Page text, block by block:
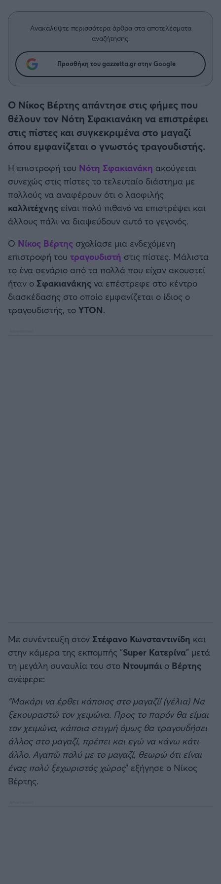
Άρης
ΟΦΗ
Ατρόμητος Αθηνών
Κηφισιά
Αστέρας Τρίπολης
Παναιτωλικός
Καλαμάτα
Ηρακλής
Μπαρτσελόνα
Ρεάλ Μαδρίτης
Μια Ιστορία από την Πόλη
Ανακαλύψτε περισσότερα άρθρα στα αποτελέσματα
αναζήτησης.
Προσθήκη του gazzetta.gr στην Google
Ο Νίκος Βέρτης απάντησε στις φήμες που
θέλουν τον Νότη Σφακιανάκη να επιστρέφει
στις πίστες και συγκεκριμένα στο μαγαζί
όπου εμφανίζεται ο γνωστός τραγουδιστής.
Η επιστροφή του Νότη Σφακιανάκη ακούγεται
συνεχώς στις πίστες το τελευταίο διάστημα με
πολλούς να αναφέρουν ότι ο λαοφιλής
καλλιτέχνης είναι πολύ πιθανό να επιστρέψει και
άλλους πάλι να διαψεύδουν αυτό το γεγονός.
Ο Νίκος Βέρτης σχολίασε μια ενδεχόμενη
επιστροφή του τραγουδιστή στις πίστες. Μάλιστα
το ένα σενάριο από τα πολλά που είχαν ακουστεί
ήταν ο Σφακιανάκης να επέστρεφε στο κέντρο
διασκέδασης στο οποίο εμφανίζεται ο ίδιος ο
τραγουδιστής, το ΥΤΟΝ.
Με συνέντευξη στον Στέφανο Κωνσταντινίδη και
στην κάμερα της εκπομπής "Super Κατερίνα" μετά
τη μεγάλη συναυλία του στο Ντουμπάι ο Βέρτης
ανέφερε:
"Μακάρι να έρθει κάποιος στο μαγαζί! (γέλια) Να
ξεκουραστώ τον χειμώνα. Προς το παρόν θα είμαι
τον χειμώνα, κάποια στιγμή όμως θα τραγουδήσει
άλλος στο μαγαζί, πρέπει και εγώ να κάνω κάτι
άλλο. Αγαπώ πολύ με το μαγαζί, θεωρώ ότι είναι
ένας πολύ ξεχωριστός χώρος" εξήγησε ο Νίκος
Βέρτης.